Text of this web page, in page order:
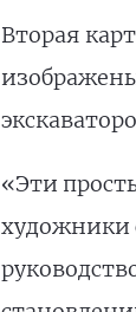
Вторая
«Эти
художники